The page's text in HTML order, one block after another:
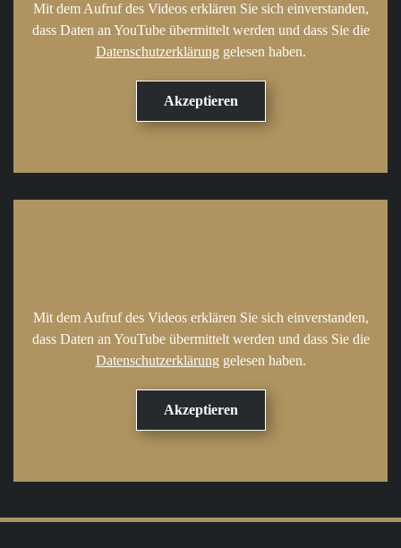
Mit dem Aufruf des Videos erklären Sie sich einverstanden,
dass Daten an YouTube übermittelt werden und dass Sie die
Datenschutzerklärung gelesen haben.
Mit dem Aufruf des Videos erklären Sie sich einverstanden,
dass Daten an YouTube übermittelt werden und dass Sie die
Datenschutzerklärung gelesen haben.